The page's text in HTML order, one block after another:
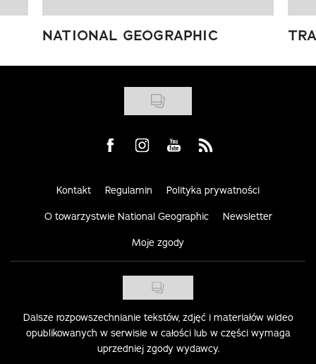
NATIONAL GEOGRAPHIC
Visit us on Facebook
Visit us on Instagram
Visit us on Youtube
Visit us on Rss
Kontakt Regulamin Polityka prywatności
O towarzystwie National Geographic Newsletter
Moje zgody
Dalsze rozpowszechnianie tekstów, zdjęć i materiałów wideo
opublikowanych w serwisie w całości lub w części wymaga
uprzedniej zgody wydawcy.